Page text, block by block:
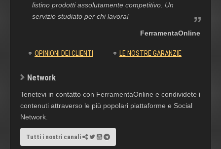
listino prodotti assolutamente competitivo. Un
servizio studiato per chi lavora!
FerramentaOnline
OPINIONI DEI CLIENTI LE NOSTRE GARANZIE
Network
Tenetevi in contatto con FerramentaOnline e condividete i
contenuti attraverso le più popolari piattaforme e Social
Network.
Tutti i nostri canali